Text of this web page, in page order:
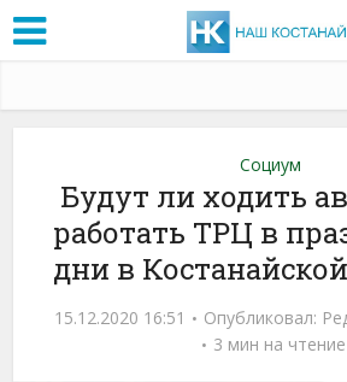
Социум
Будут ли ходить
работать ТРЦ в
дни в
15.12.2020 16:51 Опубликовал:
3 мин на чтение